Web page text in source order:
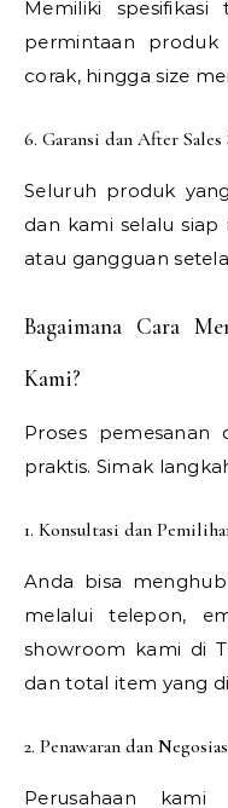
Memiliki spesifikasi
permintaan
corak, hingga size
6. Garansi dan After Sales
Seluruh produk
dan kami selalu siap
atau gangguan
Bagaimana Cara
Kami?
Proses
praktis. Simak
1. Konsultasi dan
Anda bisa
melalui telepon,
showroom kami di
dan total item yang
2. Penawaran dan
Perusahaan